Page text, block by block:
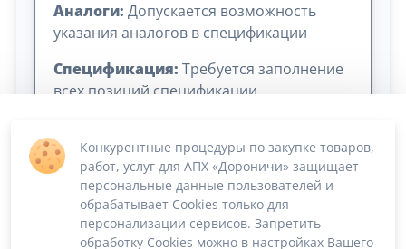
Аналоги: Допускается возможность
указания аналогов в спецификации
Спецификация: Требуется заполнение
всех позиций спецификации
Конкурентные процедуры по закупке товаров,
работ, услуг для АПХ «Дороничи» защищает
персональные данные пользователей и
обрабатывает Cookies только для
персонализации сервисов. Запретить
обработку Cookies можно в настройках Вашего